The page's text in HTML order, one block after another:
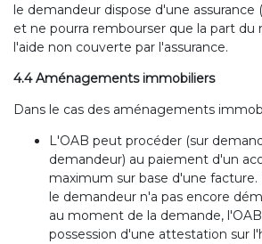
le demandeur dispose d'une assurance
et ne pourra rembourser que la part
l'aide non couverte par l'assurance.
4.4 Aménagements immobiliers
Dans le cas des aménagements
L'OAB peut procéder (sur
demandeur) au paiement d'un
maximum sur base d'une facture.
le demandeur n'a pas encore
au moment de la demande,
possession d'une attestation sur